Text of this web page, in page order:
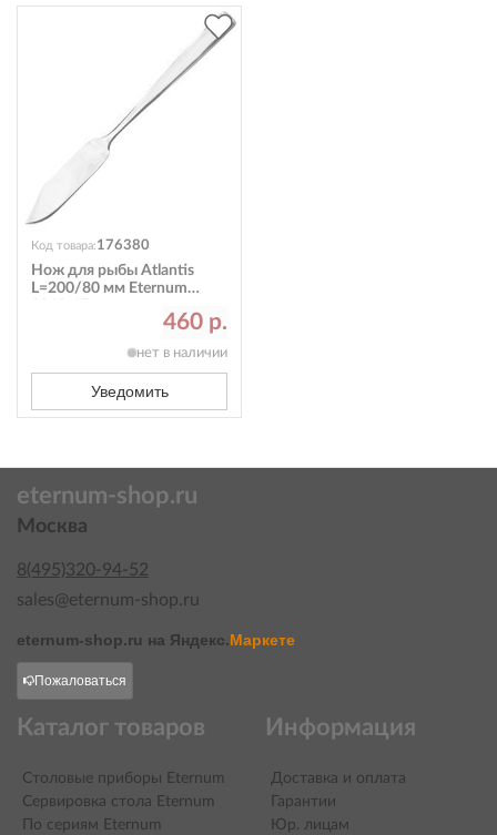
Код товара:176380
Нож для рыбы Atlantis
L=200/80 мм Eternum
460 р.
нет в наличии
Уведомить
eternum-shop.ru
Москва
8(495)320-94-52
sales@eternum-shop.ru
eternum-shop.ru на Яндекс.Маркете
Пожаловаться
Каталог товаров
Столовые приборы Eternum
Сервировка стола Eternum
По сериям Eternum
Информация
Доставка и оплата
Гарантии
Юр. лицам